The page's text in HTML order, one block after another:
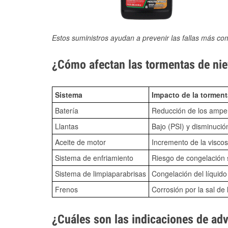
Estos suministros ayudan a prevenir las fallas más
¿Cómo afectan las tormentas de
Sistema
Impacto de la
Batería
Reducción de los
Llantas
Bajo (PSI) y
Aceite de motor
Incremento de la
Sistema de enfriamiento
Riesgo de
Sistema de limpiaparabrisas Congelación del
Frenos
Corrosión por la sal de
¿Cuáles son las indicaciones de